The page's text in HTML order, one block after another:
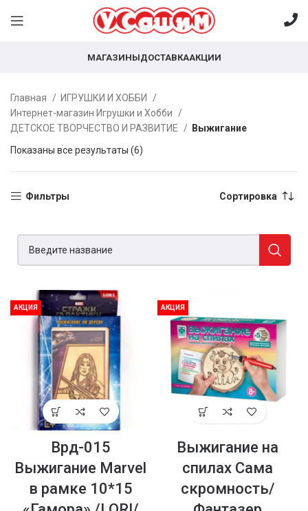
МАГАЗИНЫДОСТАВКААКЦИИ
Главная
ИГРУШКИ И ХОББИ
Интернет-магазин Игрушки и Хобби
ДЕТСКОЕ ТВОРЧЕСТВО И РАЗВИТИЕ
Выжигание
Показаны все результаты (6)
Фильтры Сортировка
АКЦИЯ
Врд-015
Выжигание Marvel
в рамке 10*15
АКЦИЯ
Выжигание на
спилах Сама
скромность/